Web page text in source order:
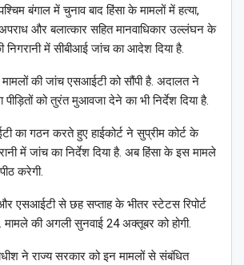
बंगाल में चुनाव बाद हिंसा के मामलों में हत्या,
और बलात्कार सहित मानवाधिकार उल्लंघन के
निगरानी में सीबीआई जांच का आदेश दिया है.
मामलों की जांच एसआईटी को सौंपी है. अदालत ने
पीड़ितों को तुरंत मुआवजा देने का भी निर्देश दिया है.
का गठन करते हुए हाईकोर्ट ने सुप्रीम कोर्ट के
में जांच का निर्देश दिया है. अब हिंसा के इस मामले
करेगी.
एसआईटी से छह सप्ताह के भीतर स्टेटस रिपोर्ट
की अगली सुनवाई 24 अक्तूबर को होगी.
ने राज्य सरकार को इन मामलों से संबंधित